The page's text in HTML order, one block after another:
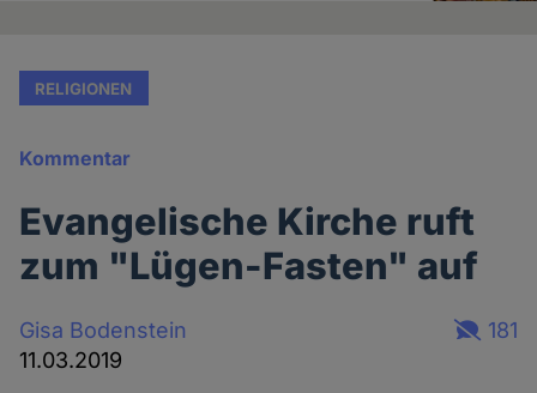
RELIGIONEN
Kommentar
Evangelische Kirche ruft
zum "Lügen-Fasten" auf
Gisa Bodenstein
11.03.2019
181